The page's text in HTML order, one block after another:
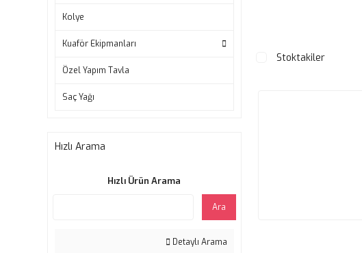
Kolye
Kuaför Ekipmanları
Özel Yapım Tavla
Saç Yağı
Hızlı Arama
Hızlı Ürün Arama
Ara
Detaylı Arama
Stoktakiler